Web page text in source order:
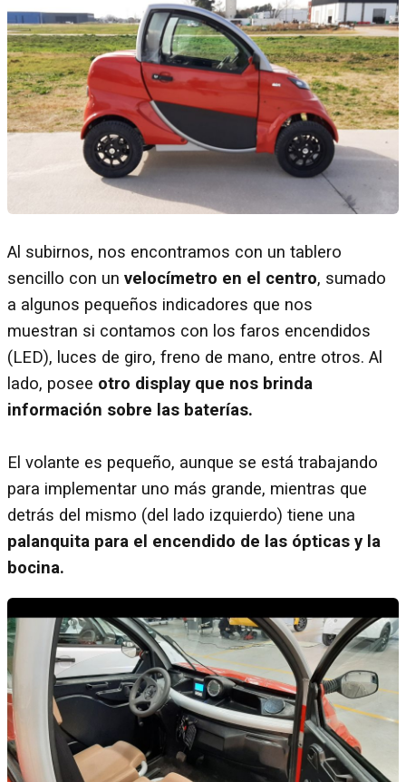
Al subirnos, nos encontramos con un tablero
sencillo con un velocímetro en el centro, sumado
a algunos pequeños indicadores que nos
muestran si contamos con los faros encendidos
(LED), luces de giro, freno de mano, entre otros. Al
lado, posee otro display que nos brinda
información sobre las baterías.
El volante es pequeño, aunque se está trabajando
para implementar uno más grande, mientras que
detrás del mismo (del lado izquierdo) tiene una
palanquita para el encendido de las ópticas y la
bocina.